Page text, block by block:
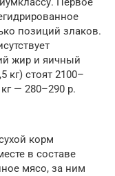
позиций злаков.
жир и яичный
стоят 2100–
— 280–290 р.
корм
в составе
мясо, за ним